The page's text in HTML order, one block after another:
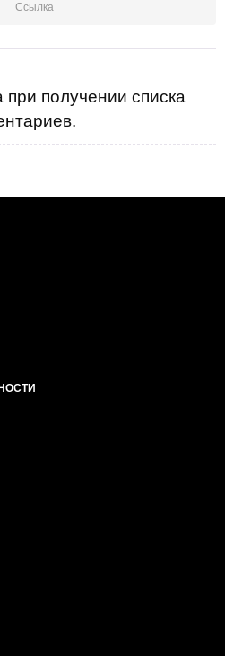
Ссылка
получении списка